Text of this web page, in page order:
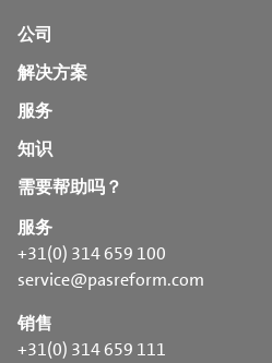
公司
解决方案
服务
知识
需要帮助吗？
服务
+31(0) 314 659 100
service@pasreform.com
销售
+31(0) 314 659 111